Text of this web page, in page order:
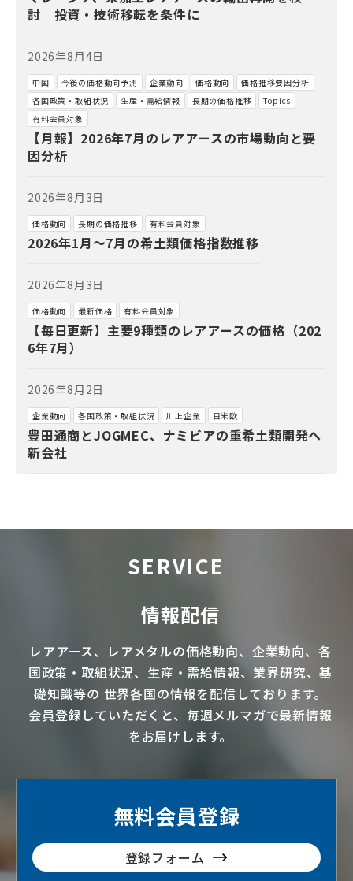
討 投資・技術移転を条件に
2026年8月4日
中国 今後の価格動向予測 企業動向 価格動向
価格推移要因分析
各国政策・取組状況
生産・需給情報 長期の価格推移
Topics
有料会員対象
【月報】2026年7月のレアアースの市場動向と要
因分析
2026年8月3日
価格動向 長期の価格推移 有料会員対象
2026年1月～7月の希土類価格指数推移
2026年8月3日
価格動向 最新価格 有料会員対象
【毎日更新】主要9種類のレアアースの価格（202
6年7月）
2026年8月2日
企業動向 各国政策・取組状況 川上企業 日米欧
豊田通商とJOGMEC、ナミビアの重希土類開発へ
新会社
SERVICE
情報配信
レアアース、 レアメタルの価格動向、企業動向、各
国政策・取組状況、生産・需給情報、業界研究、基
礎知識等の 世界各国の情報を配信 しております。
会員登録していただくと、毎週メルマガで最新情報
をお届けします。
無料会員登録
登録フォーム